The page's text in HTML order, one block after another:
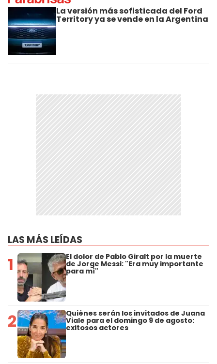
La versión más sofisticada del Ford
Territory ya se vende en la Argentina
LAS MÁS LEÍDAS
1 El dolor de Pablo Giralt por la muerte
de Jorge Messi: "Era muy importante
para mí"
2 Quiénes serán los invitados de Juana
Viale para el domingo 9 de agosto:
exitosos actores